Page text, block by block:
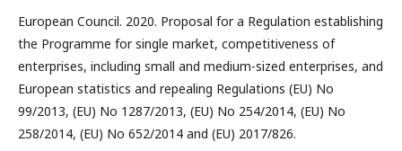
European Council. 2020. Proposal for a Regulation establishing
the Programme for single market, competitiveness of
enterprises, including small and medium-sized enterprises, and
European statistics and repealing Regulations (EU) No
99/2013, (EU) No 1287/2013, (EU) No 254/2014, (EU) No
258/2014, (EU) No 652/2014 and (EU) 2017/826.